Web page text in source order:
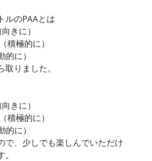
ルのPAAとは
向きに）
（積極的に）
的に）
りました。
向きに）
（積極的に）
的に）
で、少しでも楽しんでいただけ